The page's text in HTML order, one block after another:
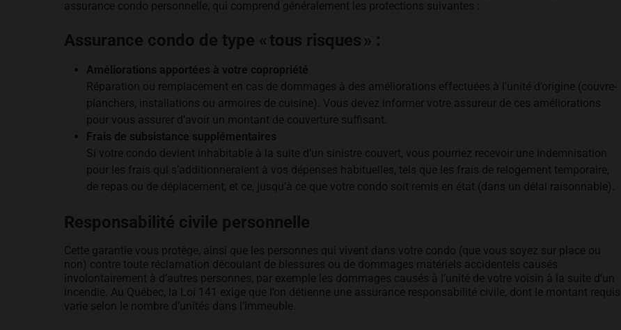
assurance condo personnelle, qui comprend généralement les protections suivantes :
Assurance condo de type « tous risques » :
Améliorations apportées à votre copropriété
Réparation ou remplacement en cas de dommages à des améliorations effectuées à l’unité d’origine (couvre-
planchers, installations ou armoires de cuisine). Vous devez informer votre assureur de ces améliorations
pour vous assurer d’avoir un montant de couverture suffisant.
Frais de subsistance supplémentaires
Si votre condo devient inhabitable à la suite d’un sinistre couvert, vous pourriez recevoir une indemnisation
pour les frais qui s’additionneraient à vos dépenses habituelles, tels que les frais de relogement temporaire,
de repas ou de déplacement, et ce, jusqu’à ce que votre condo soit remis en état (dans un délai raisonnable).
Responsabilité civile personnelle
Cette garantie vous protège, ainsi que les personnes qui vivent dans votre condo (que vous soyez sur place ou
non) contre toute réclamation découlant de blessures ou de dommages matériels accidentels causés
involontairement à d’autres personnes, par exemple les dommages causés à l’unité de votre voisin à la suite d’un
incendie. Au Québec, la Loi 141 exige que l’on détienne une assurance responsabilité civile, dont le montant requis
varie selon le nombre d’unités dans l’immeuble.